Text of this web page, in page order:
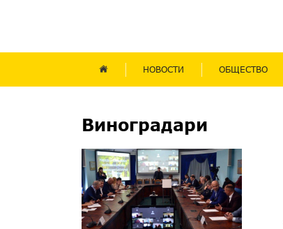
НОВОСТИ ОБЩЕСТВО
Виноградари